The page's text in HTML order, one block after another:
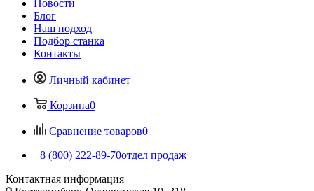
Новости
Блог
Наш подход
Подбор станка
Контакты
Личный кабинет
Корзина0
Сравнение товаров0
8 (800) 222-89-70отдел продаж
Контактная информация